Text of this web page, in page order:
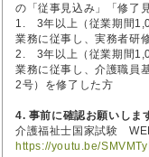
の「従事見込み」「修了
1. 3年以上（従業期間
業務に従事し、実務者研
2. 3年以上（従業期間
業務に従事し、介護職員
2号）を修了した方
4. 事前に確認お願いしま
介護福祉士国家試験
https://youtu.be/